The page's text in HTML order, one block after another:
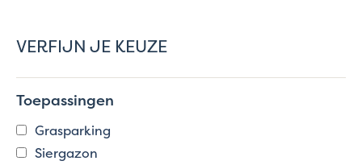
VERFIJN JE KEUZE
Toepassingen
Grasparking
Siergazon